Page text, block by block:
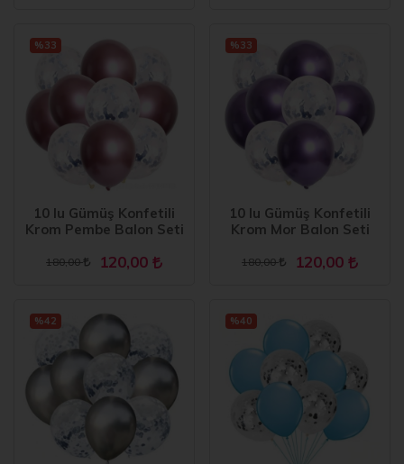
10 lu Gümüş Konfetili
Krom Pembe Balon Seti
180,00 120,00
%33
10 lu Gümüş Konfetili
Krom Mor Balon Seti
180,00 120,00
%33
%42 %40